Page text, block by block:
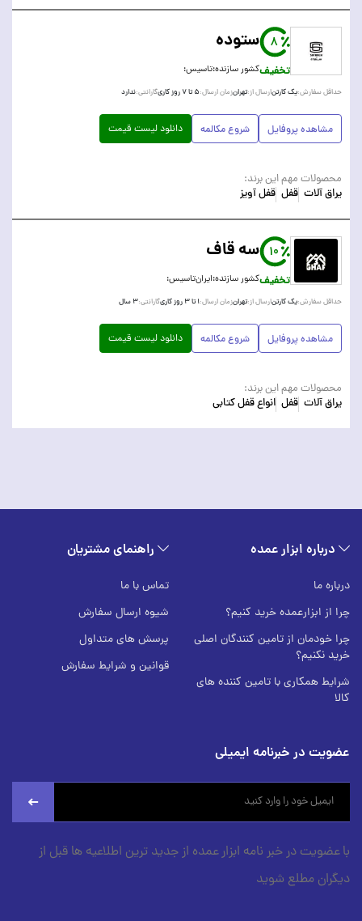
8
تخفیف
ستوده
کشور سازنده:تاسیس:
حداقل سفارش:یک کارتنارسال از:تهرانزمان ارسال:۵ تا ۷ روز کاری گارانتی:ندارد
مشاهده پروفایل شروع مکالمه دانلود لیست قیمت
محصولات مهم این برند:
یراق آلات قفل قفل آویز
10
تخفیف
سه قاف
کشور سازنده:ایرانتاسیس:
حداقل سفارش:یک کارتنارسال از:تهرانزمان ارسال:۱ تا ۳ روز کاری گارانتی:۳ سال
مشاهده پروفایل شروع مکالمه دانلود لیست قیمت
محصولات مهم این برند:
یراق آلات قفل انواع قفل کتابی
درباره ابزار عمده
درباره ما
چرا از ابزارعمده خرید کنیم؟
چرا خودمان از تامین کنندگان اصلی
خرید نکنیم؟
شرایط همکاری با تامین کننده های
کالا
راهنمای مشتریان
تماس با ما
شیوه ارسال سفارش
پرسش های متداول
قوانین و شرایط سفارش
عضویت در خبرنامه ایمیلی
با عضویت در خبر نامه ابزار عمده از جدید ترین اطلاعیه ها قبل از
دیگران مطلع شوید